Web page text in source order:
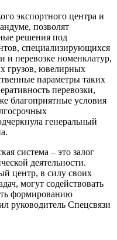
экспортного центра и
позволят
решения под
специализирующихся
и перевозке номенклатур,
грузов, ювелирных
параметры таких
перевозки,
благоприятные условия
генеральный
система – это залог
деятельности.
центр, в силу своих
могут содействовать
формированию
руководитель Спецсвязи